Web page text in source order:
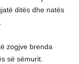
ditës dhe natës
zogjve brenda
së sëmurit.